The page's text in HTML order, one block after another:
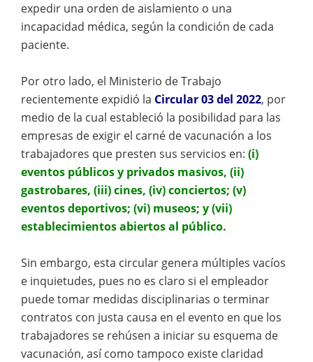
expedir una orden de aislamiento o una
incapacidad médica, según la condición de cada
paciente.
Por otro lado, el Ministerio de Trabajo
recientemente expidió la Circular 03 del 2022, por
medio de la cual estableció la posibilidad para las
empresas de exigir el carné de vacunación a los
trabajadores que presten sus servicios en: (i)
eventos públicos y privados masivos, (ii)
gastrobares, (iii) cines, (iv) conciertos; (v)
eventos deportivos; (vi) museos; y (vii)
establecimientos abiertos al público.
Sin embargo, esta circular genera múltiples vacíos
e inquietudes, pues no es claro si el empleador
puede tomar medidas disciplinarias o terminar
contratos con justa causa en el evento en que los
trabajadores se rehúsen a iniciar su esquema de
vacunación, así como tampoco existe claridad